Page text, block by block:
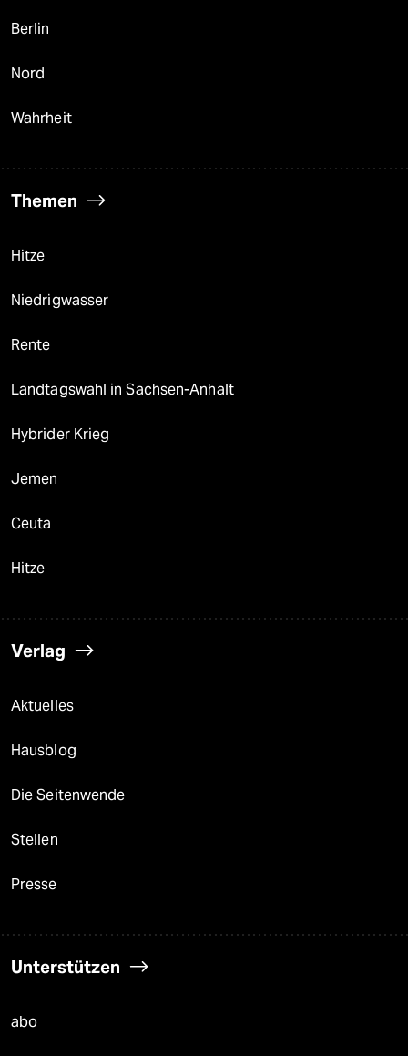
Berlin
Nord
Wahrheit
Themen
Hitze
Niedrigwasser
Rente
Landtagswahl in Sachsen-Anhalt
Hybrider Krieg
Jemen
Ceuta
Hitze
Verlag
Aktuelles
Hausblog
Die Seitenwende
Stellen
Presse
Unterstützen
abo